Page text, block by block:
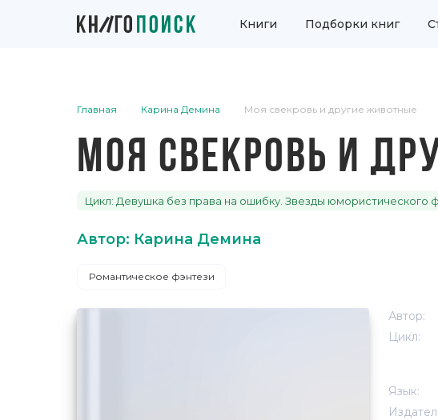
Книги Подборки книг
Главная Карина Демина Моя свекровь и другие животные
МОЯ СВЕКРОВЬ И
Цикл: Девушка без права на ошибку. Звезды юмористического
Автор: Карина Демина
Романтическое фэнтези
Автор:
Цикл:
Язык: